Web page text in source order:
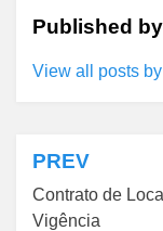
Published by
View all posts
Navegação
de
PREV
Contrato de
Vigência